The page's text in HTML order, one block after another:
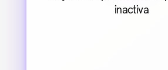
inactiva